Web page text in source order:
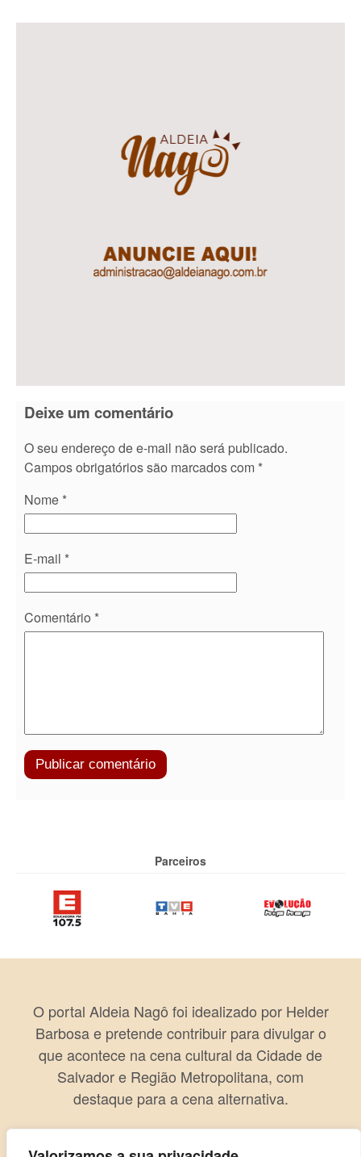
Deixe um comentário
O seu endereço de e-mail não será publicado.
Campos obrigatórios são marcados com *
Nome *
E-mail *
Comentário *
Parceiros
O portal Aldeia Nagô foi idealizado por Helder
Barbosa e pretende contribuir para divulgar o
que acontece na cena cultural da Cidade de
Salvador e Região Metropolitana, com
destaque para a cena alternativa.